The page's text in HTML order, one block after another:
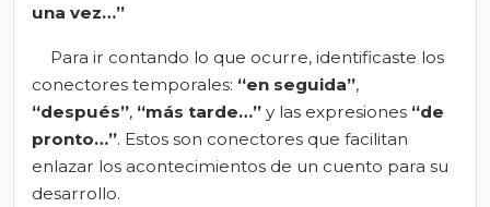
una vez…”
Para ir contando lo que ocurre, identificaste los
conectores temporales: “en seguida”,
“después”, “más tarde…” y las expresiones “de
pronto…”. Estos son conectores que facilitan
enlazar los acontecimientos de un cuento para su
desarrollo.